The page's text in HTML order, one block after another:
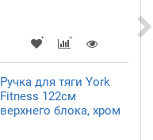
Ручка для тяги York
Fitness 122см
верхнего блока, хром